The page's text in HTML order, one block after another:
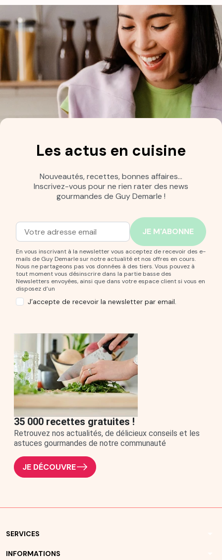
Les actus en cuisine
Nouveautés, recettes, bonnes affaires…
Inscrivez-vous pour ne rien rater des news
gourmandes de Guy Demarle !
Adresse mail
Entrez votre adresse mail pour vous abonner à notre
En vous inscrivant à la newsletter vous acceptez de recevoir des e-
mails de Guy Demarle sur notre actualité et nos offres en cours.
Nous ne partageons pas vos données à des tiers. Vous pouvez à
tout moment vous désinscrire dans la partie basse des
Newsletters envoyées, ainsi que dans votre espace client si vous en
disposez d’un
J’accepte de recevoir la newsletter par email.
35 000 recettes gratuites !
Retrouvez nos actualités, de délicieux conseils et les
astuces gourmandes de notre communauté
JE DÉCOUVRE
SERVICES
INFORMATIONS